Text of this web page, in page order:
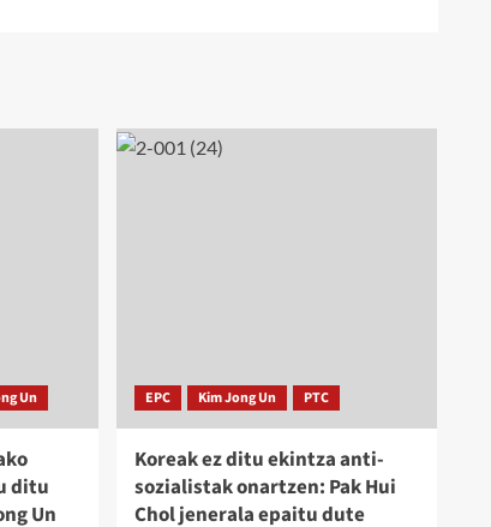
Un
ditu
Un
EPC Kim Jong Un PTC
Koreak ez ditu ekintza anti-
sozialistak onartzen: Pak Hui
Chol jenerala epaitu dute